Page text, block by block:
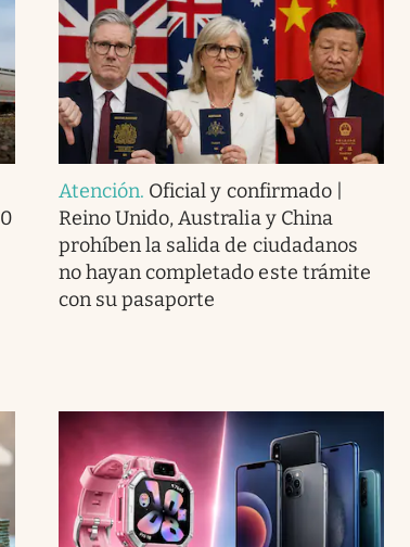
Atención. Oficial y confirmado |
Reino Unido, Australia y China
prohíben la salida de ciudadanos
no hayan completado este trámite
con su pasaporte